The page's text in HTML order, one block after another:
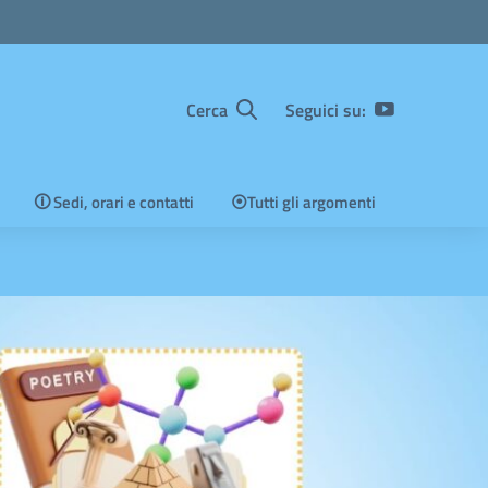
Cerca Seguici su:
🛈 Sedi, orari e contatti ⦿Tutti gli argomenti